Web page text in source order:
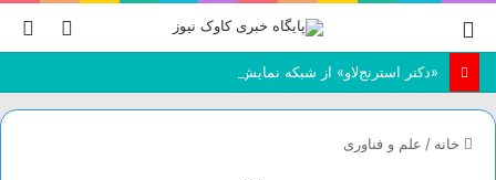
تغییر
«دکتر استرنج‌لاو» از شبکه نمایش
خانه / علم و فناوری